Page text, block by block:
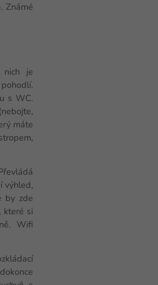
Známé
nich je
s WC.
máte
výhled,
by zde
které si
Wifi